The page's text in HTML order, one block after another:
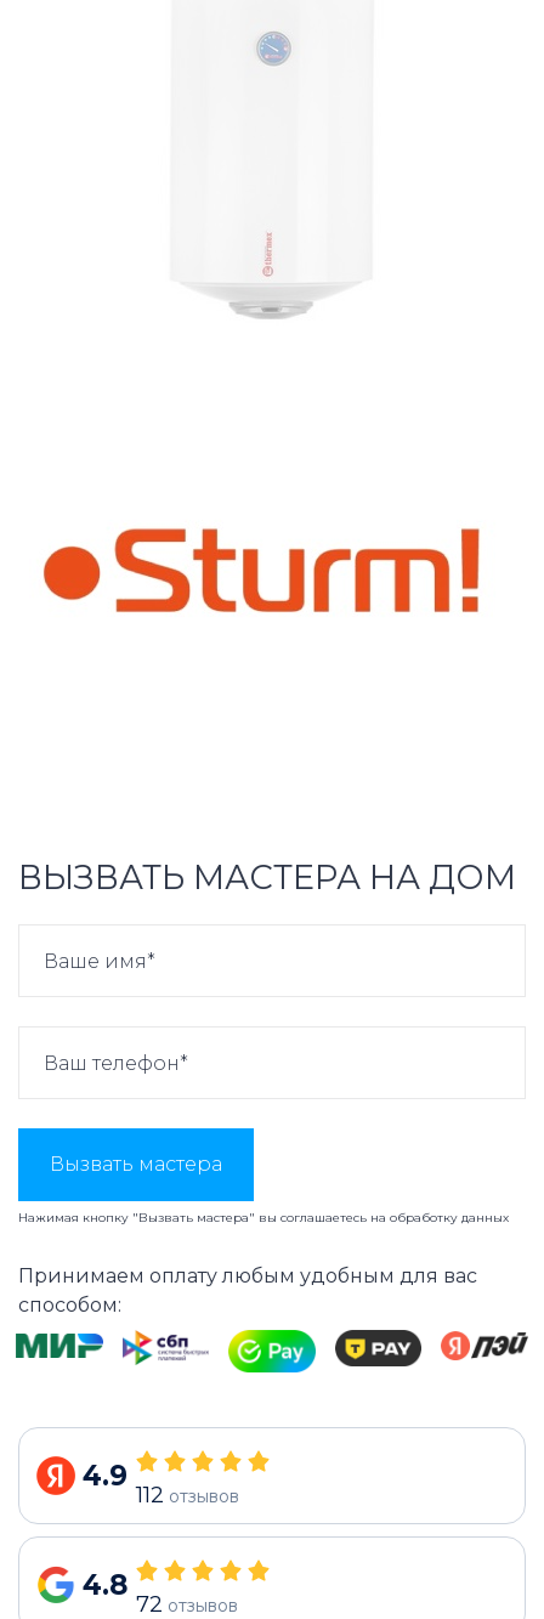
ВЫЗВАТЬ МАСТЕРА НА ДОМ
Вызвать мастера
Нажимая кнопку "Вызвать мастера" вы соглашаетесь на обработку данных
Принимаем оплату любым удобным для вас
способом:
4.9
112 отзывов
4.8
72 отзывов